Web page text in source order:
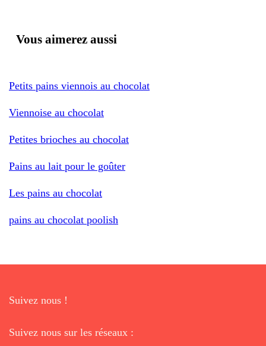
Vous aimerez aussi
Petits pains viennois au chocolat
Viennoise au chocolat
Petites brioches au chocolat
Pains au lait pour le goûter
Les pains au chocolat
pains au chocolat poolish
Suivez nous !
Suivez nous sur les réseaux :